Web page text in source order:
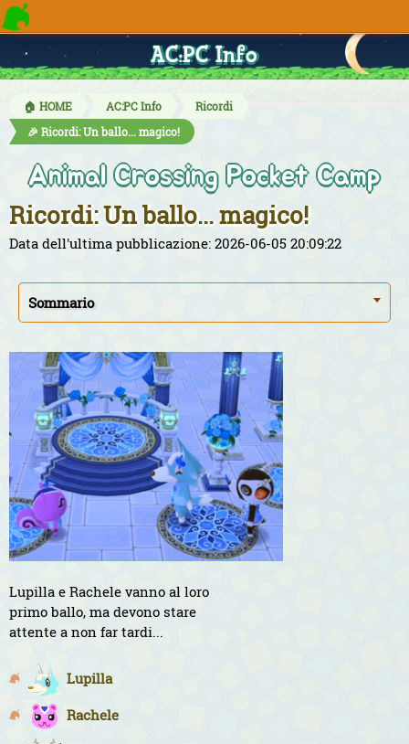
AC:PC Info
🏠 HOME AC:PC Info
Ricordi
🎉 Ricordi: Un ballo... magico!
Animal Crossing Pocket Camp
Ricordi: Un ballo... magico!
Data dell'ultima pubblicazione: 2026-06-05 20:09:22
Sommario
Lupilla e Rachele vanno al loro
primo ballo, ma devono stare
attente a non far tardi...
Lupilla
Rachele